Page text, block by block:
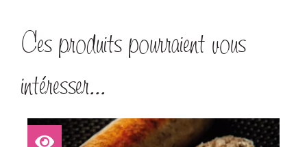
Ces produits pourraient vous
intéresser...